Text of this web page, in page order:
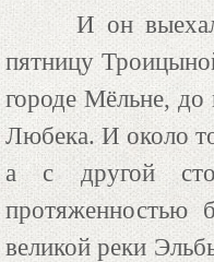
И он выехал
пятницу
городе Мёльне, до
Любека. И около
а с другой
протяженностью
великой реки